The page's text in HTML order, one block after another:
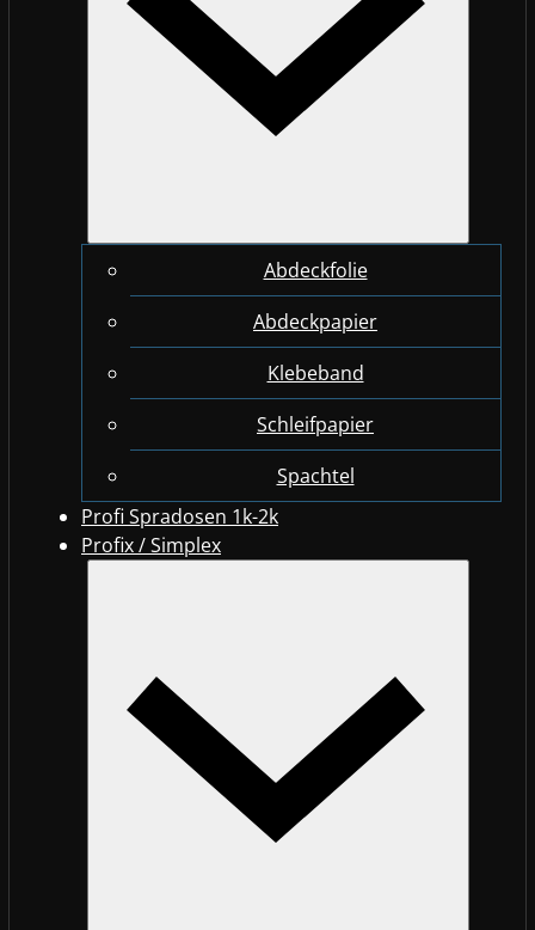
Abdeckfolie
Abdeckpapier
Klebeband
Schleifpapier
Spachtel
Profi Spradosen 1k-2k
Profix / Simplex